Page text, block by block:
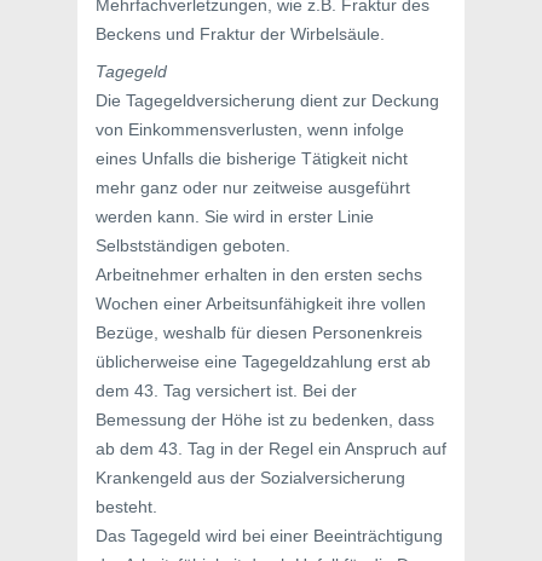
Mehrfachverletzungen, wie z.B. Fraktur des
Beckens und Fraktur der Wirbelsäule.
Tagegeld
Die Tagegeldversicherung dient zur Deckung
von Einkommensverlusten, wenn infolge
eines Unfalls die bisherige Tätigkeit nicht
mehr ganz oder nur zeitweise ausgeführt
werden kann. Sie wird in erster Linie
Selbstständigen geboten.
Arbeitnehmer erhalten in den ersten sechs
Wochen einer Arbeitsunfähigkeit ihre vollen
Bezüge, weshalb für diesen Personenkreis
üblicherweise eine Tagegeldzahlung erst ab
dem 43. Tag versichert ist. Bei der
Bemessung der Höhe ist zu bedenken, dass
ab dem 43. Tag in der Regel ein Anspruch auf
Krankengeld aus der Sozialversicherung
besteht.
Das Tagegeld wird bei einer Beeinträchtigung